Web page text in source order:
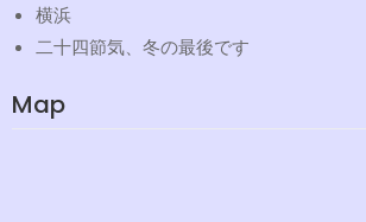
横浜
二十四節気、冬の最後です
Map